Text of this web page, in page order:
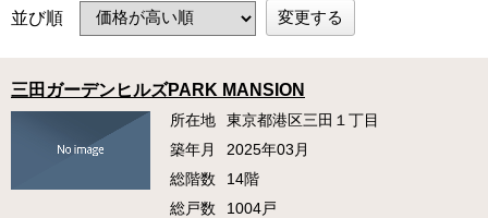
並び順 変更する
三田ガーデンヒルズPARK MANSION
所在地
東京都港区三田１丁目
築年月
2025年03月
総階数
14階
総戸数
1004戸